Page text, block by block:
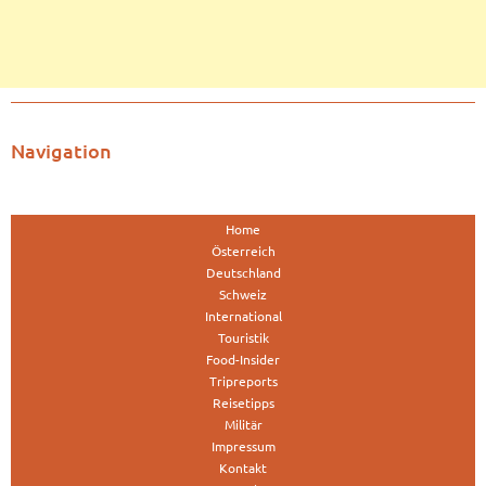
Navigation
Home
Österreich
Deutschland
Schweiz
International
Touristik
Food-Insider
Tripreports
Reisetipps
Militär
Impressum
Kontakt